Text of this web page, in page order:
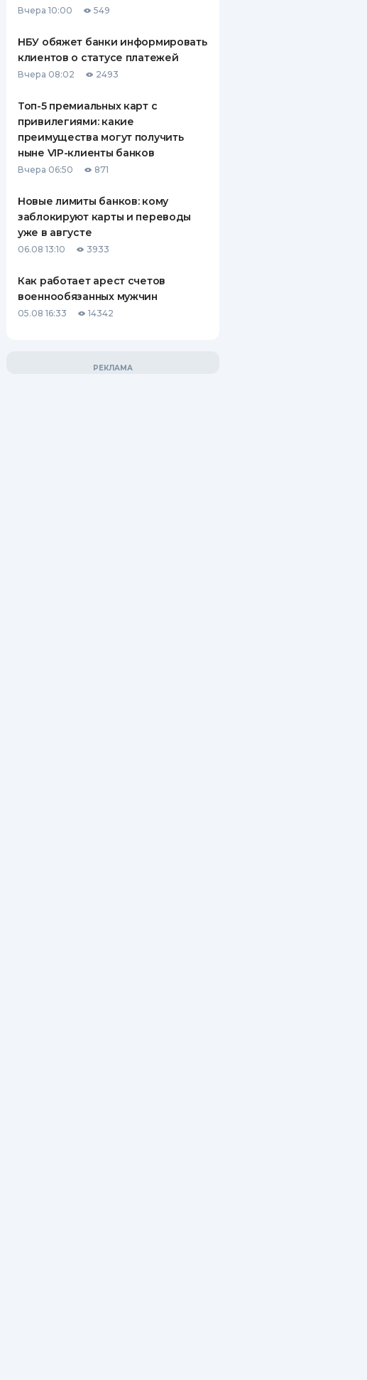
СТРАХОВАНИЮ
ВСЕ СТРАХОВЫЕ ПОЛИСЫ
ОТЗЫВЫ О СТРАХОВЫХ
КОМПАНИЯХ
Вчера 10:00 549
НБУ обяжет банки информировать
клиентов о статусе платежей
Вчера 08:02 2493
Топ-5 премиальных карт с
привилегиями: какие
преимущества могут получить
ныне VIP-клиенты банков
Вчера 06:50 871
Новые лимиты банков: кому
заблокируют карты и переводы
уже в августе
06.08 13:10 3933
Как работает арест счетов
военнообязанных мужчин
05.08 16:33 14342